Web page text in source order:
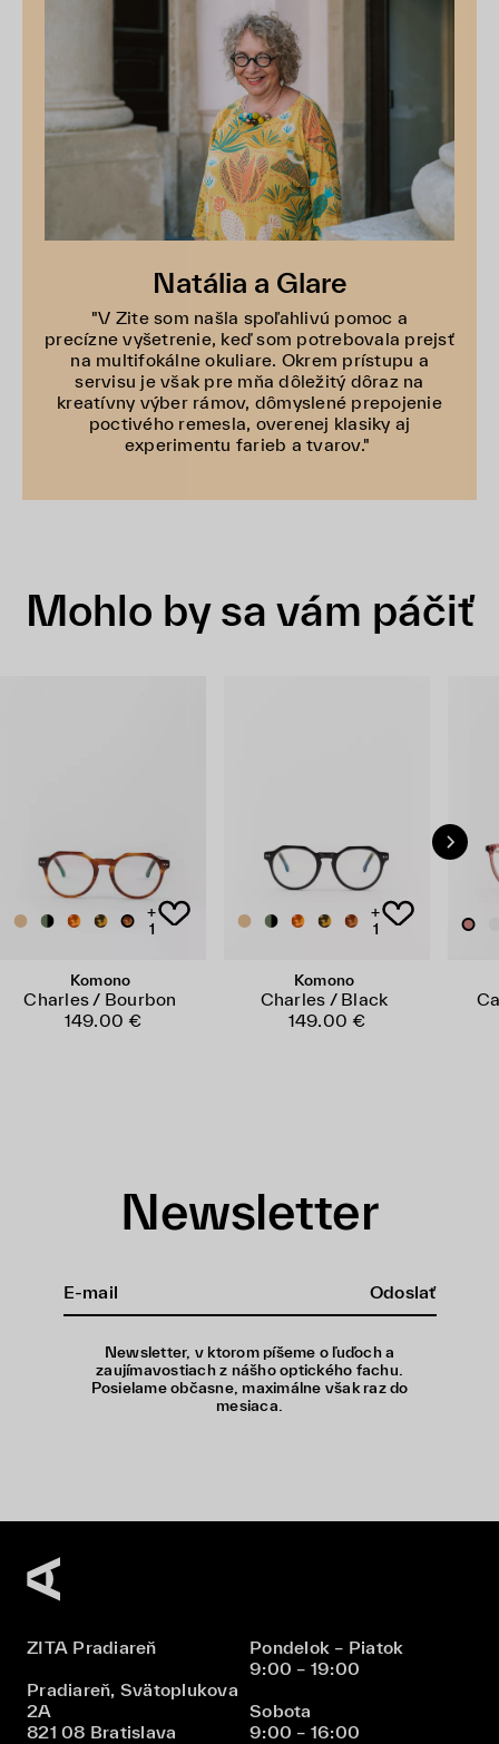
Natália a Glare
"V Zite som našla spoľahlivú pomoc a
precízne vyšetrenie, keď som potrebovala prejsť
na multifokálne okuliare. Okrem prístupu a
servisu je však pre mňa dôležitý dôraz na
kreatívny výber rámov, dômyslené prepojenie
poctivého remesla, overenej klasiky aj
experimentu farieb a tvarov."
Mohlo by sa vám páčiť
+
1
Komono
Charles / Bourbon
149.00 €
+
1
Komono
Charles / Black
149.00 €
Newsletter
Odoslať
Newsletter, v ktorom píšeme o ľuďoch a
zaujímavostiach z nášho optického fachu.
Posielame občasne, maximálne však raz do
mesiaca.
ZITA Pradiareň
Pradiareň, Svätoplukova
2A
821 08 Bratislava
Pondelok – Piatok
9:00 – 19:00
Sobota
9:00 – 16:00